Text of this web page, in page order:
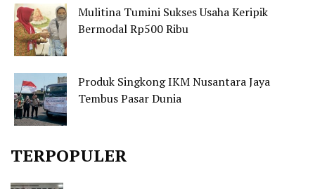
Mulitina Tumini Sukses Usaha Keripik
Bermodal Rp500 Ribu
Produk Singkong IKM Nusantara Jaya
Tembus Pasar Dunia
TERPOPULER